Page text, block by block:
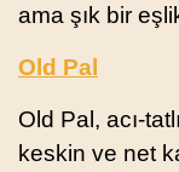
ama şık bir
Old Pal
Old Pal, acı-
keskin ve net